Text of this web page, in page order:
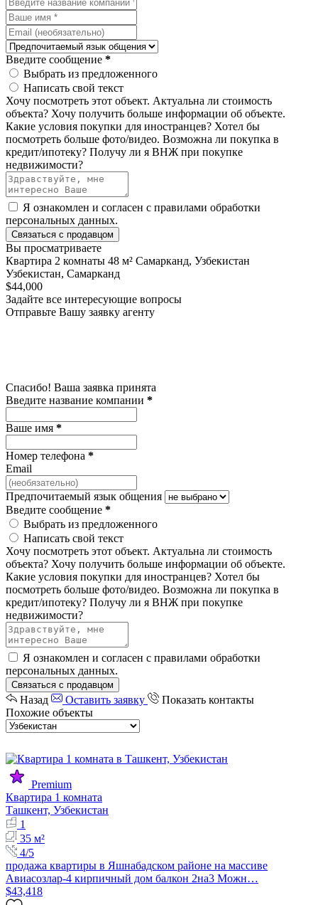
Введите сообщение *
Выбрать из предложенного
Написать свой текст
Хочу посмотреть этот объект. Актуальна ли стоимость
объекта? Хочу получить больше информации об объекте.
Какие условия покупки для иностранцев? Хотел бы
посмотреть больше фото/видео. Возможна ли покупка в
кредит/ипотеку? Получу ли я ВНЖ при покупке
недвижимости?
Я ознакомлен и согласен с правилами обработки
персональных данных.
Связаться с продавцом
Вы просматриваете
Квартира 2 комнаты 48 м² Самарканд, Узбекистан
Узбекистан, Самарканд
$44,000
Задайте все интересующие вопросы
Отправьте Вашу заявку агенту
Спасибо! Ваша заявка принята
Введите название компании *
Ваше имя *
Номер телефона *
Email
Предпочитаемый язык общения
Введите сообщение *
Выбрать из предложенного
Написать свой текст
Хочу посмотреть этот объект. Актуальна ли стоимость
объекта? Хочу получить больше информации об объекте.
Какие условия покупки для иностранцев? Хотел бы
посмотреть больше фото/видео. Возможна ли покупка в
кредит/ипотеку? Получу ли я ВНЖ при покупке
недвижимости?
Я ознакомлен и согласен с правилами обработки
персональных данных.
Связаться с продавцом
Назад Оставить заявку
Показать контакты
Похожие объекты
Premium
Квартира 1 комната
Ташкент, Узбекистан
1
35 м²
4/5
продажа квартиры в Яшнабадском районе на массиве
Авиасозлар-4 кирпичный дом балкон 2на3 Можн…
$43,418